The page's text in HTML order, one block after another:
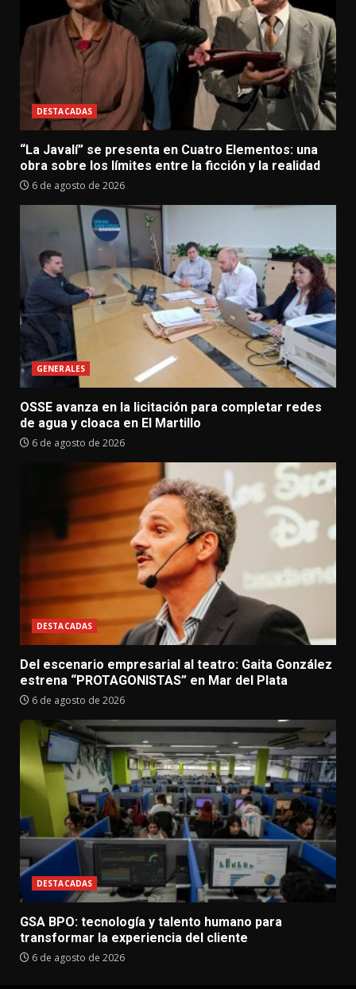
DESTACADAS
“La Javalí” se presenta en Cuatro Elementos: una
obra sobre los límites entre la ficción y la realidad
6 de agosto de 2026
GENERALES
OSSE avanza en la licitación para completar redes
de agua y cloaca en El Martillo
6 de agosto de 2026
DESTACADAS
Del escenario empresarial al teatro: Gaita González
estrena “PROTAGONISTAS” en Mar del Plata
6 de agosto de 2026
DESTACADAS
GSA BPO: tecnología y talento humano para
transformar la experiencia del cliente
6 de agosto de 2026